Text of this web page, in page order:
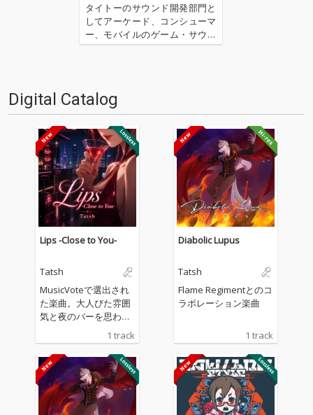
タイトーのサウンド開発部門と
してアーケード、コンシューマ
ー、モバイルのゲーム・サウン
ド制作を主に活動する“ZUNTAT
タート! これまでは一部のダウン
ロード・サービス…
Digital Catalog
Lips -Close to You-
Tatsh
MusicVoteで選出され
た楽曲。大人びた雰囲
気と夜のバーを思わせ
ハウスボーカルナンバ
ーです。洗練されたビ
ートと心地よいメロデ
ィが織りなすサウンド
に身を委ねながら、レ
イラが描かれたジャケ
1 track
Diabolic Lupus
Tatsh
Flame Regimentとのコ
ラボレーション楽曲
1 track